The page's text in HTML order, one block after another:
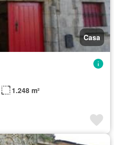
Casa
1.248 m²